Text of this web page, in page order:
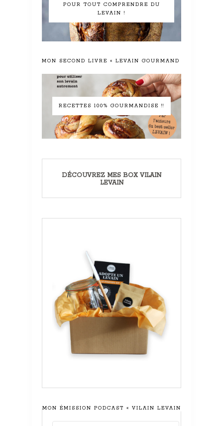
POUR TOUT COMPRENDRE DU
LEVAIN !
MON SECOND LIVRE « LEVAIN GOURMAND »
RECETTES 100% GOURMANDISE !!
DÉCOUVREZ MES BOX VILAIN
LEVAIN
MON ÉMISSION PODCAST « VILAIN LEVAIN »